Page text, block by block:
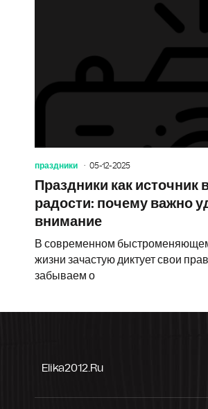
праздники 05-12-2025
Праздники как источник
радости: почему важно
внимание
В современном
жизни зачастую диктует свои
забываем о
Elika2012.ru